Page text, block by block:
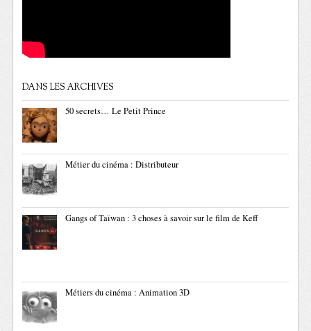
DANS LES ARCHIVES
50 secrets… Le Petit Prince
Métier du cinéma : Distributeur
Gangs of Taïwan : 3 choses à savoir sur le film de Keff
Métiers du cinéma : Animation 3D